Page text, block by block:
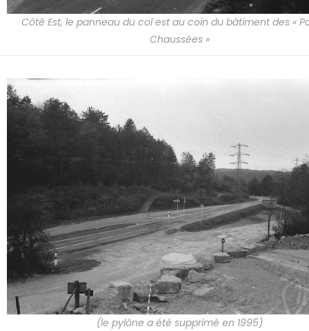
Côté Est, le panneau du col est au coin du bâtiment des «
Chaussées »
(le pylône a été supprimé en 1995)